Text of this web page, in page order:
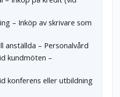
– Inköp av skrivare som
anställda – Personalvård
kundmöten –
konferens eller utbildning